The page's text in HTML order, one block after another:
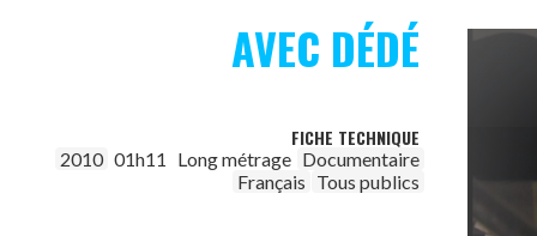
AVEC DÉDÉ
FICHE TECHNIQUE
2010 01h11 Long métrage Documentaire
Français Tous publics